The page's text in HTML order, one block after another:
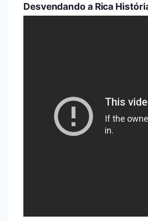
Desvendando a Rica